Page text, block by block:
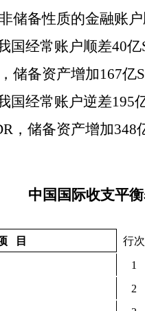
储备性质的金融账
国经常账户顺差40
储备资产增加167亿
国经常账户逆差195
，储备资产增加348
中国国际收支平衡
目 行次
1
2